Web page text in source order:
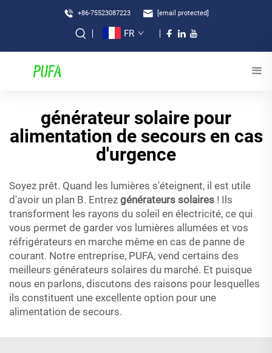
+86-75523087223 [email protected]
FR
générateur solaire pour
alimentation de secours en cas
d'urgence
Soyez prêt. Quand les lumières s'éteignent, il est utile
d'avoir un plan B. Entrez générateurs solaires ! Ils
transforment les rayons du soleil en électricité, ce qui
vous permet de garder vos lumières allumées et vos
réfrigérateurs en marche même en cas de panne de
courant. Notre entreprise, PUFA, vend certains des
meilleurs générateurs solaires du marché. Et puisque
nous en parlons, discutons des raisons pour lesquelles
ils constituent une excellente option pour une
alimentation de secours.